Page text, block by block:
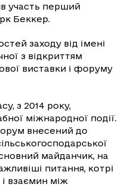
участь перший
Беккер.
заходу від імені
з відкриттям
виставки і форуму
з 2014 року,
міжнародної події.
внесений до
майданчик, на
питання, котрі
і взаємин між